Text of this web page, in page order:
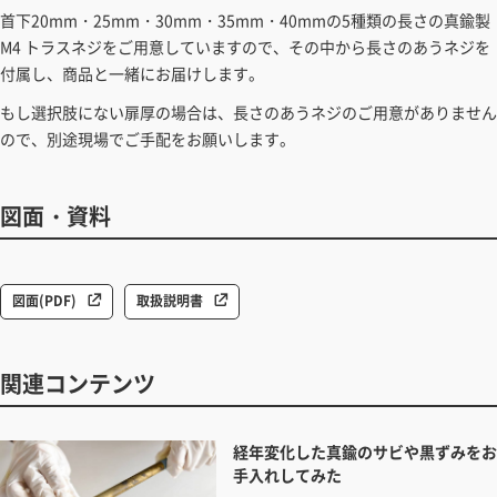
首下20mm・25mm・30mm・35mm・40mmの5種類の長さの真鍮製
M4 トラスネジをご用意していますので、その中から長さのあうネジを
付属し、商品と一緒にお届けします。
もし選択肢にない扉厚の場合は、長さのあうネジのご用意がありません
ので、別途現場でご手配をお願いします。
図面・資料
図面(PDF) 取扱説明書
関連コンテンツ
経年変化した真鍮のサビや黒ずみをお
手入れしてみた